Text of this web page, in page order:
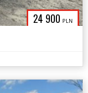
24 900 PLN